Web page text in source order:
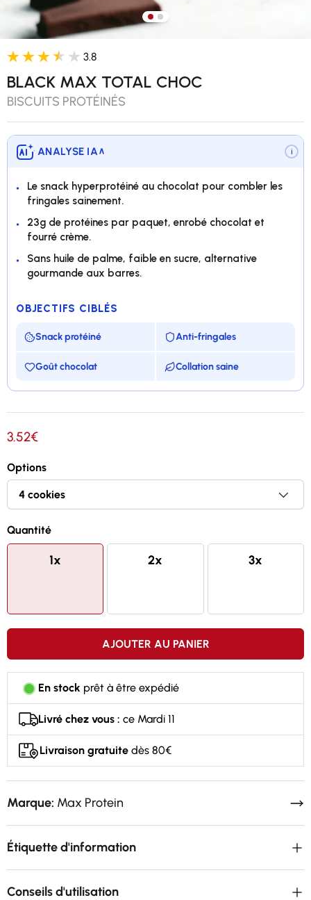
Charger l’image 1 dans la
Charger l’image 2 dans la
3.8
BLACK MAX TOTAL CHOC
BISCUITS PROTÉINÉS
ANALYSE IA ∨ i
Le snack hyperprotéiné au chocolat pour combler les
fringales sainement.
23g de protéines par paquet, enrobé chocolat et
fourré crème.
Sans huile de palme, faible en sucre, alternative
gourmande aux barres.
OBJECTIFS CIBLÉS
Snack protéiné Anti-fringales
Goût chocolat Collation saine
Black Max version gourmande enrobé de chocolat
Au goût délicieux chocolat fourré à la crème
Sans huile de palme et faible en sucre
3.52€
Options
Quantité
1x 2x 3x
AJOUTER AU PANIER
En stock prêt à être expédié
Livré chez vous : ce Mardi 11
Livraison gratuite dès 80€
Marque: Max Protein
Étiquette d'information
Conseils d'utilisation